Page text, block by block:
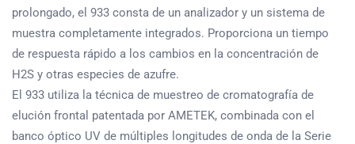
prolongado, el 933 consta de un analizador y un sistema de
muestra completamente integrados. Proporciona un tiempo
de respuesta rápido a los cambios en la concentración de
H2S y otras especies de azufre.
El 933 utiliza la técnica de muestreo de cromatografía de
elución frontal patentada por AMETEK, combinada con el
banco óptico UV de múltiples longitudes de onda de la Serie